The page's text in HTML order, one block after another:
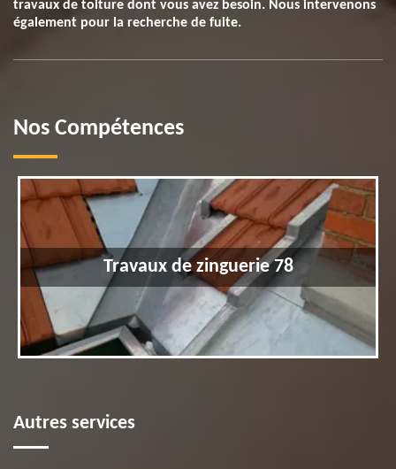
travaux de toiture dont vous avez besoin. Nous intervenons
également pour la recherche de fuite.
Nos Compétences
Travaux de zinguerie 78
Autres services